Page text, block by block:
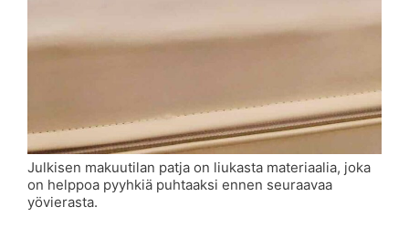
Julkisen makuutilan patja on liukasta materiaalia, joka
on helppoa pyyhkiä puhtaaksi ennen seuraavaa
yövierasta.